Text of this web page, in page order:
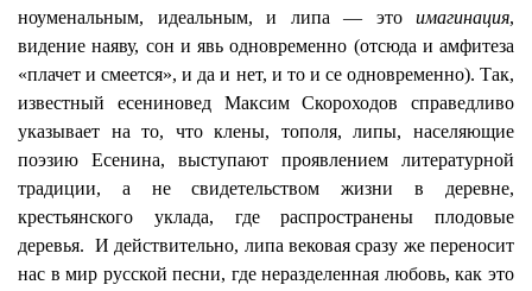
ноуменальным, идеальным, и липа — это имагинация,
видение наяву, сон и явь одновременно (отсюда и амфитеза
«плачет и смеется»,и да и нет, и то и се одновременно). Так,
известный есениноведМаксим Скороходов справедливо
указывает на то, что клены, тополя, липы, населяющие
поэзию Есенина, выступают проявлением литературной
традиции, а не свидетельством жизни в деревне,
крестьянского уклада, где распространены плодовые
деревья. И действительно, липа вековая сразу же переносит
нас в мир русской песни, где неразделенная любовь, как это